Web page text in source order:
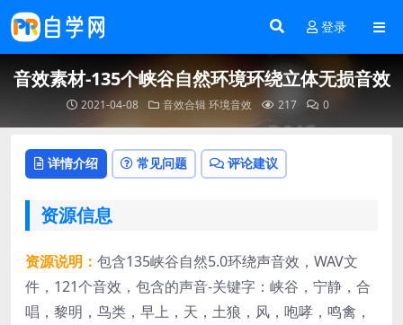
登录
音效素材-135个峡谷自然环境环绕立体无损音效
2021-04-08 音效合辑环境音效 217 0
详情介绍 常见问题 评论建议
资源信息
资源说明： 包含135峡谷自然5.0环绕声音效，WAV文
件，121个音效，包含的声音-关键字：峡谷，宁静，合
唱，黎明，鸟类，早上，天，土狼，风，咆哮，鸣禽，